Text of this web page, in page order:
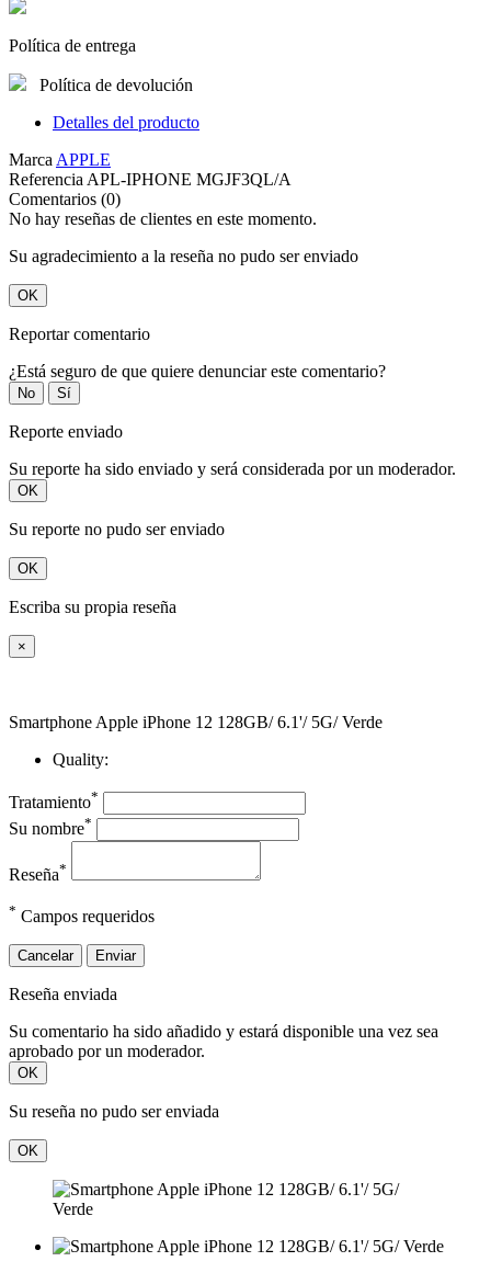
Política de entrega
Política de devolución
Detalles del producto
MarcaAPPLE
ReferenciaAPL-IPHONE MGJF3QL/A
Comentarios (0)
No hay reseñas de clientes en este momento.
Su agradecimiento a la reseña no pudo ser enviado
OK
Reportar comentario
¿Está seguro de que quiere denunciar este comentario?
No Sí
Reporte enviado
Su reporte ha sido enviado y será considerada por un moderador.
OK
Su reporte no pudo ser enviado
OK
Escriba su propia reseña
×
Smartphone Apple iPhone 12 128GB/ 6.1'/ 5G/ Verde
Quality:
Tratamiento*
Su nombre*
Reseña*
* Campos requeridos
Cancelar Enviar
Reseña enviada
Su comentario ha sido añadido y estará disponible una vez sea
aprobado por un moderador.
OK
Su reseña no pudo ser enviada
OK